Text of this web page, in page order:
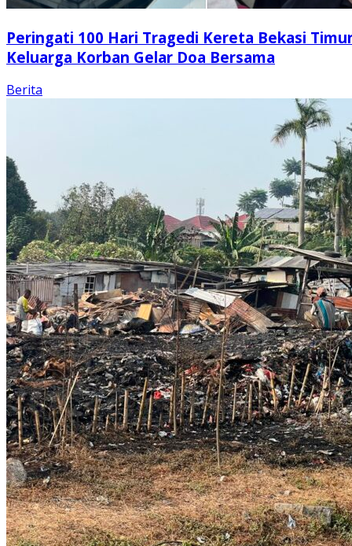
Peringati 100 Hari Tragedi Kereta Bekasi
Keluarga Korban Gelar Doa Bersama
Berita